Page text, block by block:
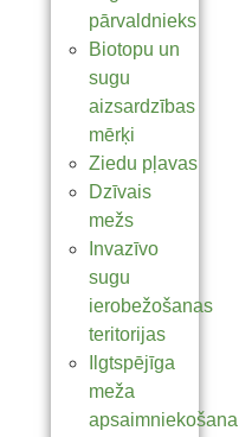
pārvaldnieks
Biotopu un
sugu
aizsardzības
mērķi
Ziedu pļavas
Dzīvais
mežs
Invazīvo
sugu
ierobežošanas
teritorijas
Ilgtspējīga
meža
apsaimniekošana